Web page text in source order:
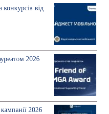
від
2026
2026